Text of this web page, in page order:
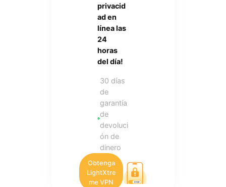
privacid
ad en
línea las
24
horas
del día!
30 días
de
garantía
de
devoluci
ón de
dinero
Obtenga
LightXtre
me VPN